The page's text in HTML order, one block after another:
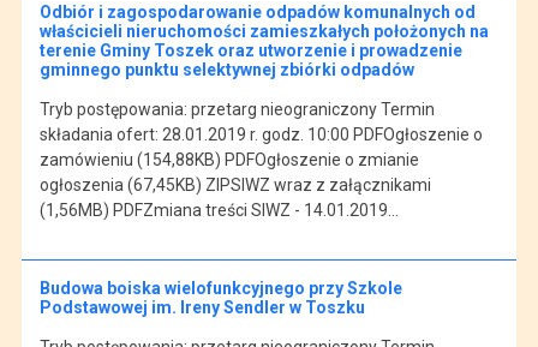
Odbiór i zagospodarowanie odpadów komunalnych od
właścicieli nieruchomości zamieszkałych położonych na
terenie Gminy Toszek oraz utworzenie i prowadzenie
gminnego punktu selektywnej zbiórki odpadów
Tryb postępowania: przetarg nieograniczony Termin
składania ofert: 28.01.2019 r. godz. 10:00 PDFOgłoszenie o
zamówieniu (154,88KB) PDFOgłoszenie o zmianie
ogłoszenia (67,45KB) ZIPSIWZ wraz z załącznikami
(1,56MB) PDFZmiana treści SIWZ - 14.01.2019…
Budowa boiska wielofunkcyjnego przy Szkole
Podstawowej im. Ireny Sendler w Toszku